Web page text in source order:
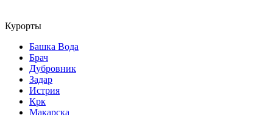
Курорты
Башка Вода
Брач
Дубровник
Задар
Истрия
Крк
Макарска